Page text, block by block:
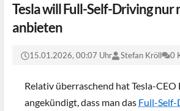
Tesla will Full-Self-Driving nur
anbieten
15.01.2026, 00:07 Uhr Stefan Kröll 0
Relativ überraschend hat Tesla-CEO
angekündigt, dass man das Full-